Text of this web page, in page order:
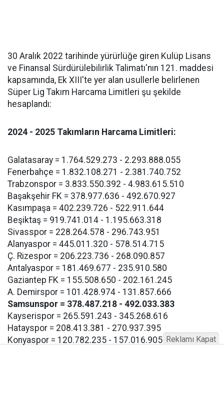
30 Aralık 2022 tarihinde yürürlüğe giren Kulüp Lisans
ve Finansal Sürdürülebilirlik Talimatı'nın 121. maddesi
kapsamında, Ek XIII'te yer alan usullerle belirlenen
Süper Lig Takım Harcama Limitleri şu şekilde
hesaplandı:
2024 - 2025 Takımların Harcama Limitleri:
Galatasaray = 1.764.529.273 - 2.293.888.055
Fenerbahçe = 1.832.108.271 - 2.381.740.752
Trabzonspor = 3.833.550.392 - 4.983.615.510
Başakşehir FK = 378.977.636 - 492.670.927
Kasımpaşa = 402.239.726 - 522.911.644
Beşiktaş = 919.741.014 - 1.195.663.318
Sivasspor = 228.264.578 - 296.743.951
Alanyaspor = 445.011.320 - 578.514.715
Ç. Rizespor = 206.223.736 - 268.090.857
Antalyaspor = 181.469.677 - 235.910.580
Gaziantep FK = 155.508.650 - 202.161.245
A. Demirspor = 101.428.974 - 131.857.666
Samsunspor = 378.487.218 - 492.033.383
Kayserispor = 265.591.243 - 345.268.616
Hatayspor = 208.413.381 - 270.937.395
Konyaspor = 120.782.235 - 157.016.905 Reklamı Kapat